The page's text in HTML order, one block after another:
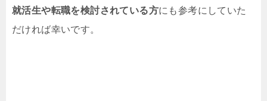
就活生や転職を検討されている方にも参考にしていた
だければ幸いです。